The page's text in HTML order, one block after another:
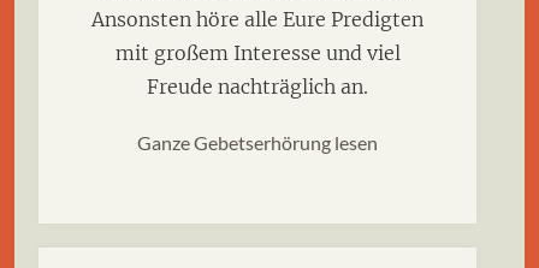
Ansonsten höre alle Eure Predigten
mit großem Interesse und viel
Freude nachträglich an.
Ganze Gebetserhörung lesen